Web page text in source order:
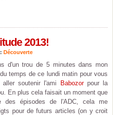
2013!
Découverte
d'un trou de 5 minutes dans mon
temps de ce lundi matin pour vous
soutenir l'ami
Babozorpour la
En plus cela faisait un moment que
des épisodes de l'ADC, cela me
pour de futurs articles (on y croit